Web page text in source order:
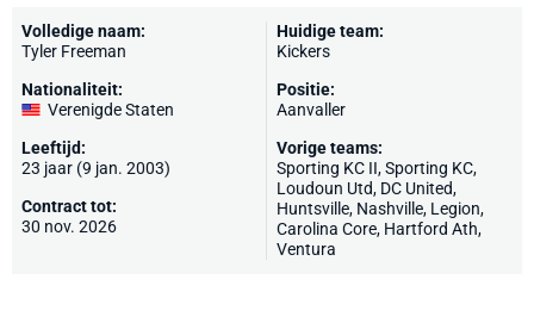
Volledige naam:
Tyler Freeman
Nationaliteit:
Verenigde Staten
Leeftijd:
23 jaar (9 jan. 2003)
Contract tot:
30 nov. 2026
Huidige team:
Kickers
Positie:
Aanvaller
Vorige teams:
Sporting KC II,Sporting KC,
Loudoun Utd, DC United,
Huntsville, Nashville, Legion,
Carolina Core, Hartford Ath,
Ventura